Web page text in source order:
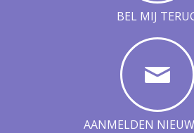
BEL MIJ
AANMELDEN